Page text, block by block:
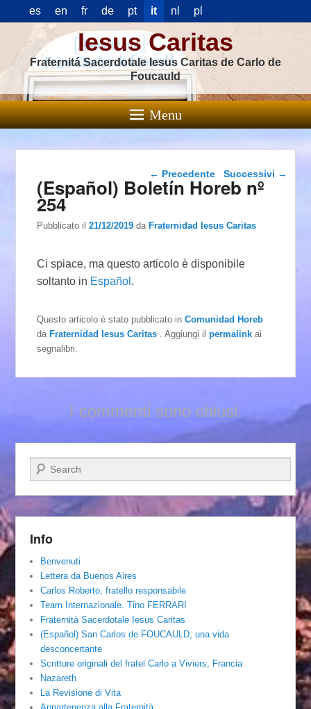
es en fr de pt it nl pl
Iesus Caritas
Fraternitá Sacerdotale Iesus Caritas de Carlo de
Foucauld
Menu
Navigazione articolo
← Precedente Successivi →
(Español) Boletín Horeb nº
254
Pubblicato il21/12/2019 daFraternidad Iesus Caritas
Ci spiace, ma questo articolo è disponibile
soltanto in Español .
Questo articolo è stato pubblicato inComunidad Horeb
daFraternidad Iesus Caritas . Aggiungi ilpermalink ai
segnalibri.
I commenti sono chiusi.
Cerca
Info
Benvenuti
Lettera da Buenos Aires
Carlos Roberto, fratello responsabile
Team Internazionale. Tino FERRARI
Fraternità Sacerdotale Iesus Caritas
(Español) San Carlos de FOUCAULD, una vida
desconcertante
Scritture originali del fratel Carlo a Viviers, Francia
Nazareth
La Revisione di Vita